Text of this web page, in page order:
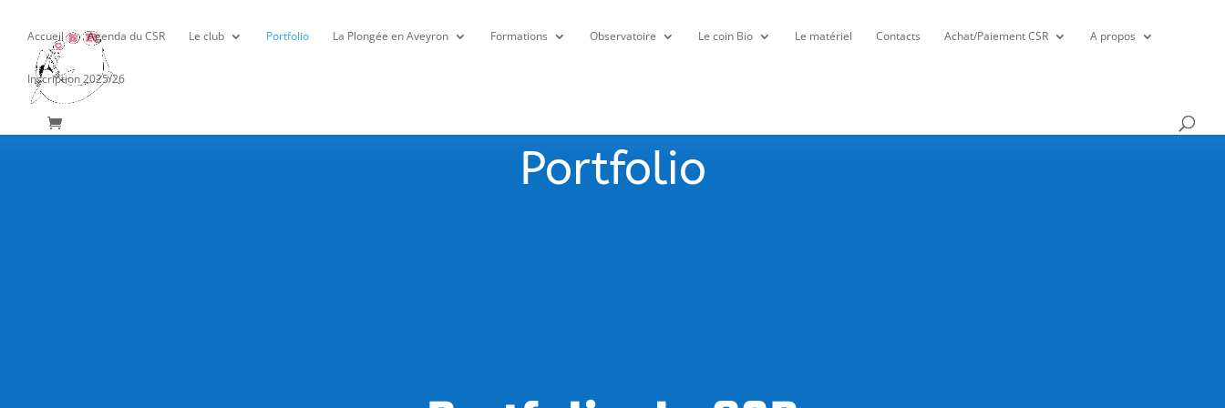
Accueil Agenda du CSR Le club Portfolio La Plongée en Aveyron Formations Observatoire Le coin Bio Le matériel Contacts Achat/Paiement CSR A propos
Inscription 2025/26
Portfolio